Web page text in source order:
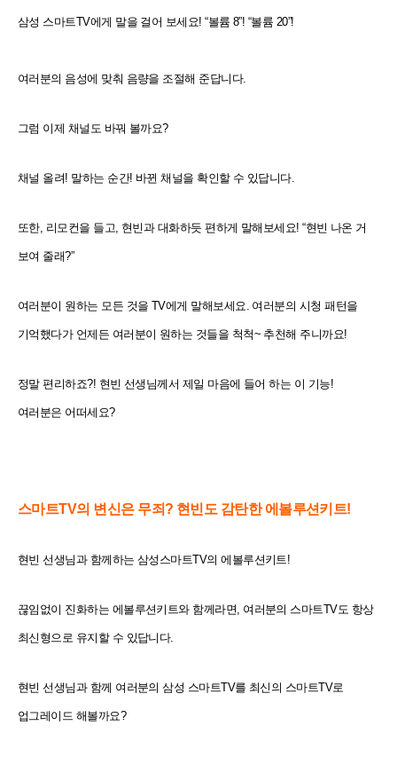
삼성 스마트TV에게 말을 걸어 보세요! “볼륨 8”! “볼륨 20”!
여러분의 음성에 맞춰 음량을 조절해 준답니다.
그럼 이제 채널도 바꿔 볼까요?
채널 올려! 말하는 순간! 바뀐 채널을 확인할 수 있답니다.
또한, 리모컨을 들고, 현빈과 대화하듯 편하게 말해보세요! “현빈 나온 거
보여 줄래?”
여러분이 원하는 모든 것을 TV에게 말해보세요. 여러분의 시청 패턴을
기억했다가 언제든 여러분이 원하는 것들을 척척~ 추천해 주니까요!
정말 편리하죠?! 현빈 선생님께서 제일 마음에 들어 하는 이 기능!
여러분은 어떠세요?
스마트TV의 변신은 무죄? 현빈도 감탄한 에볼루션키트!
현빈 선생님과 함께하는 삼성스마트TV의 에볼루션키트!
끊임없이 진화하는 에볼루션키트와 함께라면, 여러분의 스마트TV도 항상
최신형으로 유지할 수 있답니다.
현빈 선생님과 함께 여러분의 삼성 스마트TV를 최신의 스마트TV로
업그레이드 해볼까요?